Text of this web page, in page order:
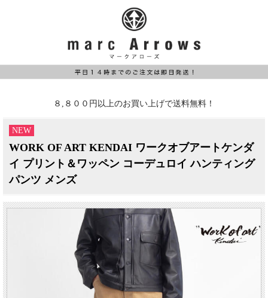
８,８００円以上のお買い上げで送料無料！
NEW
WORK OF ART KENDAI ワークオブアートケンダ
イ プリント＆ワッペン コーデュロイ ハンティング
パンツ メンズ